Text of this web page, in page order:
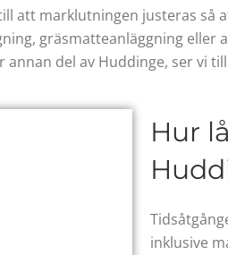
att marklutningen justeras så
gräsmatteanläggning
annan del av Huddinge, ser vi
Hur
inklusive